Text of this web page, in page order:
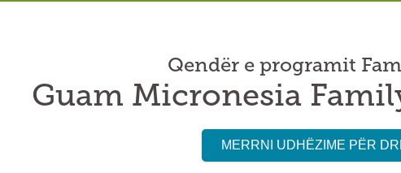
Qendër e programit
Guam Micronesia
MERRNI UDHËZIME PËR